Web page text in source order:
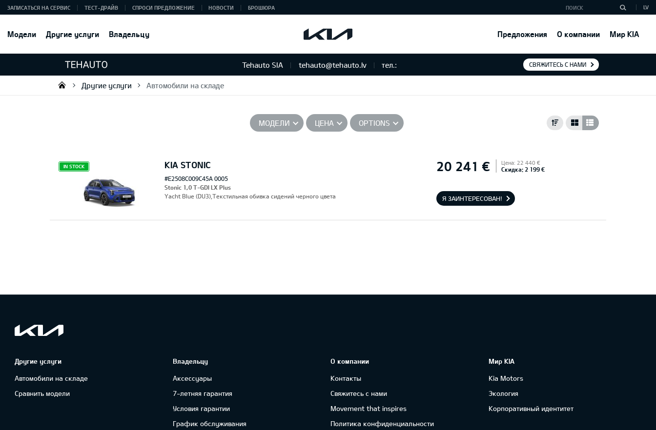
Модели Другие услуги Владельцу Предложения О компании Мир KIA
ЗАПИСАТЬСЯ НА СЕРВИС ТЕСТ-ДРАЙВ СПРОСИ ПРЕДЛОЖЕНИЕ НОВОСТИ БРОШЮРА LV
Tehauto SIA tehauto@tehauto.lv тел.: СВЯЖИТЕСЬ С НАМИ
Tehauto SIA
Другие услуги Автомобили на складе
МОДЕЛИ ЦЕНА OPTIONS
KIA STONIC 20 241 € Цена: 22 440 €
Скидка: 2 199 €
IN STOCK
#E2508C009C45A 0005
Stonic 1,0 T-GDI LX Plus
Yacht Blue (DU3),Текстильная обивка сидений черного цвета
Я ЗАИНТЕРЕСОВАН!
Другие услуги
Автомобили на складе
Сравнить модели
Владельцу
Аксессуары
7-летняя гарантия
Условия гарантии
График обслуживания
О компании
Контакты
Свяжитесь с нами
Movement that inspires
Политика конфиденциальности
Мир KIA
Kia Motors
Экология
Корпоративный идентитет